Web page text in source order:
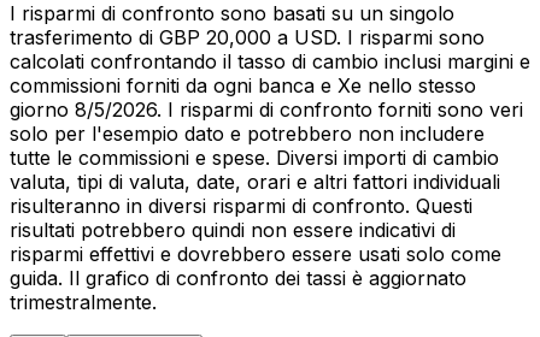
I risparmi di confronto sono basati su un singolo
trasferimento di GBP 20,000 a USD. I risparmi sono
calcolati confrontando il tasso di cambio inclusi margini e
commissioni forniti da ogni banca e Xe nello stesso
giorno 8/5/2026. I risparmi di confronto forniti sono veri
solo per l'esempio dato e potrebbero non includere
tutte le commissioni e spese. Diversi importi di cambio
valuta, tipi di valuta, date, orari e altri fattori individuali
risulteranno in diversi risparmi di confronto. Questi
risultati potrebbero quindi non essere indicativi di
risparmi effettivi e dovrebbero essere usati solo come
guida. Il grafico di confronto dei tassi è aggiornato
trimestralmente.